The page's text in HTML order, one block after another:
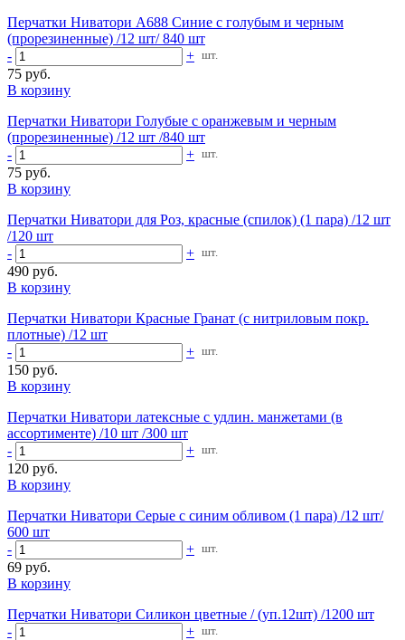
Перчатки Ниватори А688 Синие с голубым и черным
(прорезиненные) /12 шт/ 840 шт
-
+ шт.
75 руб.
В корзину
Перчатки Ниватори Голубые с оранжевым и черным
(прорезиненные) /12 шт /840 шт
-
+ шт.
75 руб.
В корзину
Перчатки Ниватори для Роз, красные (спилок) (1 пара) /12 шт
/120 шт
-
+ шт.
490 руб.
В корзину
Перчатки Ниватори Красные Гранат (с нитриловым покр.
плотные) /12 шт
-
+ шт.
150 руб.
В корзину
Перчатки Ниватори латексные с удлин. манжетами (в
ассортименте) /10 шт /300 шт
-
+ шт.
120 руб.
В корзину
Перчатки Ниватори Серые с синим обливом (1 пара) /12 шт/
600 шт
-
+ шт.
69 руб.
В корзину
Перчатки Ниватори Силикон цветные / (уп.12шт) /1200 шт
-
+ шт.